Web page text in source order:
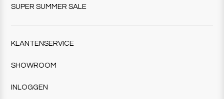
SUPER SUMMER SALE
KLANTENSERVICE
SHOWROOM
INLOGGEN